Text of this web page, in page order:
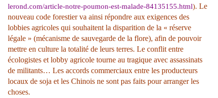
lerond.com/article-notre-poumon-est-malade-84135155.html). Le
nouveau code forestier va ainsi répondre aux exigences des
lobbies agricoles qui souhaitent la disparition de la « réserve
légale » (mécanisme de sauvegarde de la flore), afin de pouvoir
mettre en culture la totalité de leurs terres. Le conflit entre
écologistes et lobby agricole tourne au tragique avec assassinats
de militants… Les accords commerciaux entre les producteurs
locaux de soja et les Chinois ne sont pas faits pour arranger les
choses.